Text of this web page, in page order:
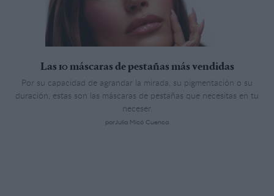
Las 10 máscaras de pestañas más vendidas
Por su capacidad de agrandar la mirada, su pigmentación o su
duración, estas son las máscaras de pestañas que necesitas en tu
neceser.
porJulia Micó Cuenca